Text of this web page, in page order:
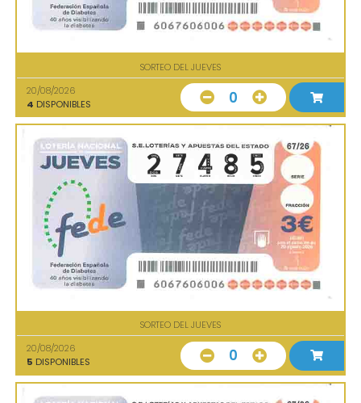
SORTEO DEL JUEVES
20/08/2026
4 DISPONIBLES 0
SORTEO DEL JUEVES
20/08/2026
5 DISPONIBLES 0